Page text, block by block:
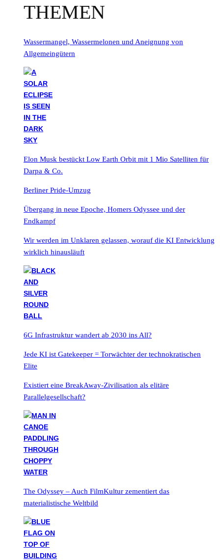
THEMEN
Wassermangel, Wassermelonen und Aneignung von
Allgemeingütern
Elon Musk bestückt Low Earth Orbit mit 1 Mio Satelliten für
Darpa & Co.
Berliner Pride-Umzug
Übergang in neue Epoche, Homers Odyssee und der
Endkampf
Wir werden im Unklaren gelassen, worauf die KI Entwicklung
wirklich hinausläuft
6G Infrastruktur wandert ab 2030 ins All?
Jede KI ist Gatekeeper = Torwächter der technokratischen
Elite
Existiert eine BreakAway-Zivilisation als elitäre
Parallelgesellschaft?
The Odyssey – Auch FilmKultur zementiert das
materialistische Weltbild